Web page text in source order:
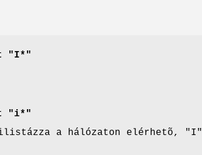
"I*"
"i*"
a hálózaton elérhetõ, "I"